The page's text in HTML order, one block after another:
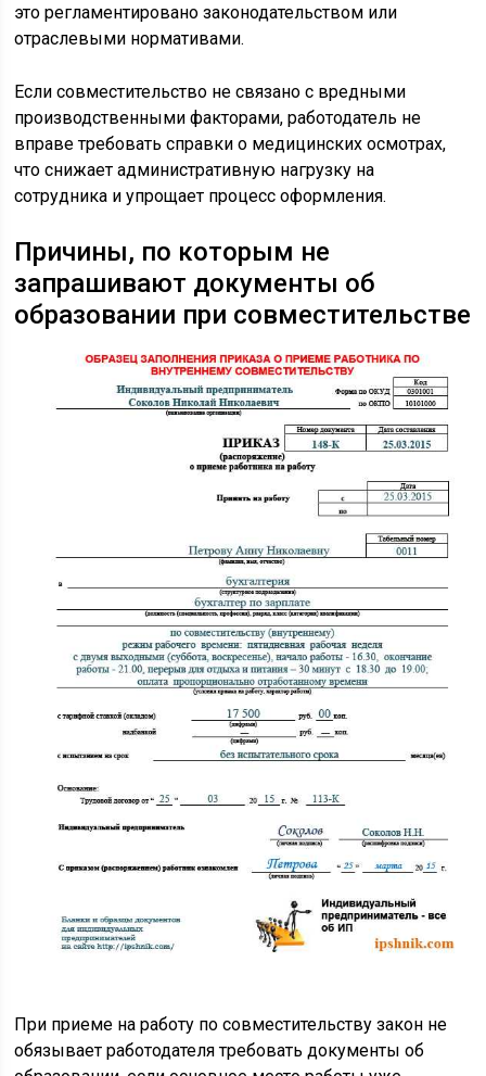
это регламентировано законодательством или
отраслевыми нормативами.
Если совместительство не связано с вредными
производственными факторами, работодатель не
вправе требовать справки о медицинских осмотрах,
что снижает административную нагрузку на
сотрудника и упрощает процесс оформления.
Причины, по которым не
запрашивают документы об
образовании при совместительстве
При приеме на работу по совместительству закон не
обязывает работодателя требовать документы об